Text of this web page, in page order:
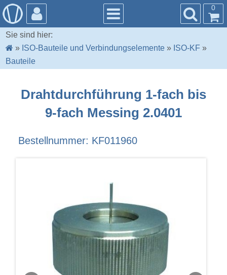
0
Sie sind hier:
» ISO-Bauteile und Verbindungselemente » ISO-KF »
Bauteile
Drahtdurchführung 1-fach bis
9-fach Messing 2.0401
Bestellnummer: KF011960